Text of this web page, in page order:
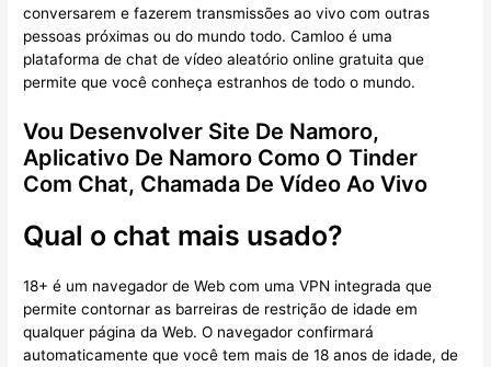
conversarem e fazerem transmissões ao vivo com outras
pessoas próximas ou do mundo todo. Camloo é uma
plataforma de chat de vídeo aleatório online gratuita que
permite que você conheça estranhos de todo o mundo.
Vou Desenvolver Site De Namoro,
Aplicativo De Namoro Como O Tinder
Com Chat, Chamada De Vídeo Ao Vivo
Qual o chat mais usado?
18+ é um navegador de Web com uma VPN integrada que
permite contornar as barreiras de restrição de idade em
qualquer página da Web. O navegador confirmará
automaticamente que você tem mais de 18 anos de idade, de